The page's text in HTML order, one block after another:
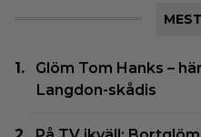
Glöm Tom Hanks –
Langdon-skådis